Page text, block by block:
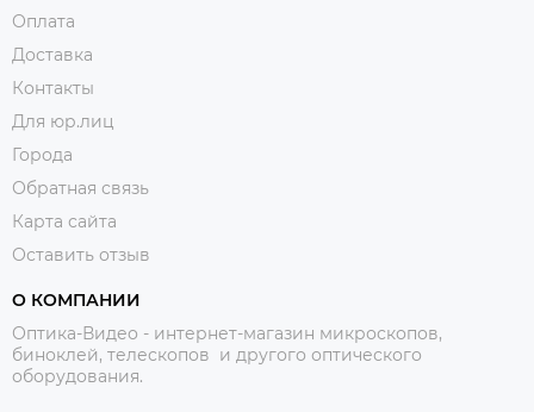
Оплата
Доставка
Контакты
Для юр.лиц
Города
Обратная связь
Карта сайта
Оставить отзыв
О КОМПАНИИ
Оптика-Видео - интернет-магазин микроскопов,
биноклей, телескопов и другого оптического
оборудования.